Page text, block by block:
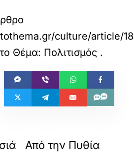
culture/article/
Θέμα: Πολιτισμός .
Από την Πυθία